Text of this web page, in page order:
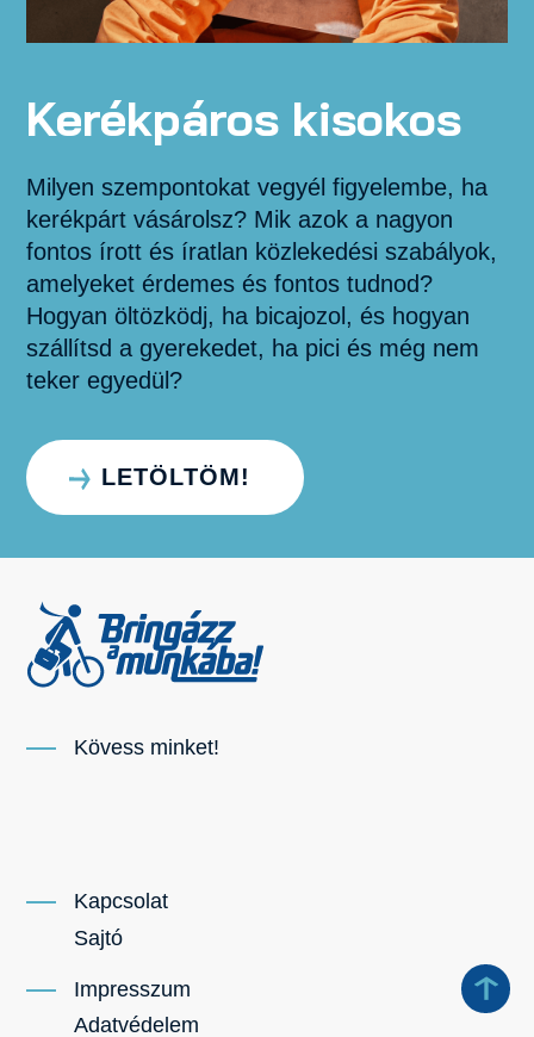
Kerékpáros kisokos
Milyen szempontokat vegyél figyelembe, ha
kerékpárt vásárolsz? Mik azok a nagyon
fontos írott és íratlan közlekedési szabályok,
amelyeket érdemes és fontos tudnod?
Hogyan öltözködj, ha bicajozol, és hogyan
szállítsd a gyerekedet, ha pici és még nem
teker egyedül?
LETÖLTÖM!
Kövess minket!
Kapcsolat
Sajtó
Impresszum
Adatvédelem